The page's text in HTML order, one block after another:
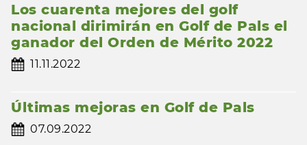
Los cuarenta mejores del golf
nacional dirimirán en Golf de Pals el
ganador del Orden de Mérito 2022
11.11.2022
Últimas mejoras en Golf de Pals
07.09.2022